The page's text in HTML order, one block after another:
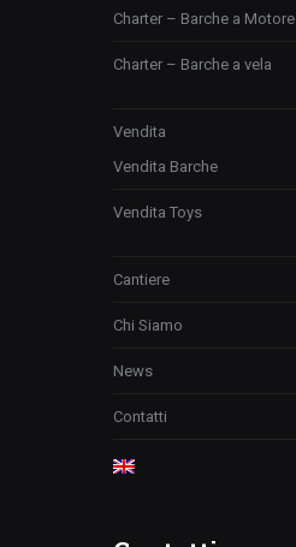
Charter – Barche a Motore
Charter – Barche a vela
Vendita
Vendita Barche
Vendita Toys
Cantiere
Chi Siamo
News
Contatti